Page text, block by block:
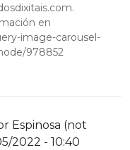
.
en
image-carousel-
978852
Espinosa (not
2022 - 10:40